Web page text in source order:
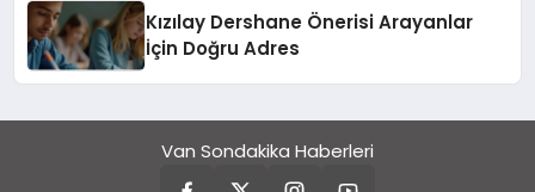
Kızılay Dershane Önerisi Arayanlar
İçin Doğru Adres
Van Sondakika Haberleri